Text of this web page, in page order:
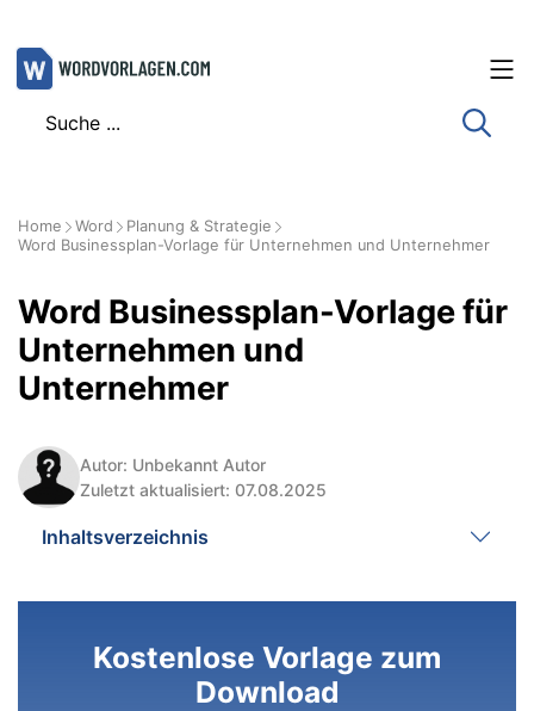
Zum
Inhalt
Home Word
Planung & Strategie
Word Businessplan-Vorlage für Unternehmen und Unternehmer
Word Businessplan-Vorlage für
Unternehmen und
Unternehmer
Autor: Unbekannt Autor
Zuletzt aktualisiert: 07.08.2025
Inhaltsverzeichnis
Kostenlose Vorlage zum
Download